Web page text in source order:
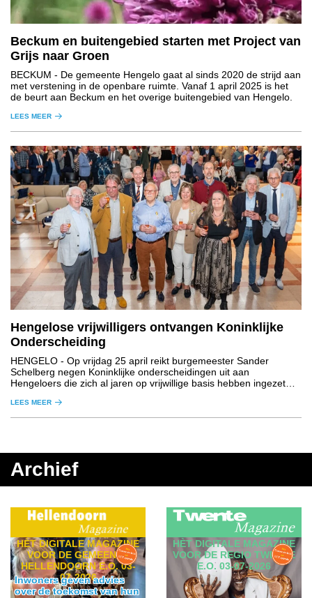
Beckum en buitengebied starten met Project van
Grijs naar Groen
BECKUM - De gemeente Hengelo gaat al sinds 2020 de strijd aan
met verstening in de openbare ruimte. Vanaf 1 april 2025 is het
de beurt aan Beckum en het overige buitengebied van Hengelo.
LEES MEER
Hengelose vrijwilligers ontvangen Koninklijke
Onderscheiding
HENGELO - Op vrijdag 25 april reikt burgemeester Sander
Schelberg negen Koninklijke onderscheidingen uit aan
Hengeloers die zich al jaren op vrijwillige basis hebben ingezet
LEES MEER
Archief
HÈT DIGITALE MAGAZINE
VOOR DE GEMEENTE
HELLENDOORN E.O. 03-
07-2026
Inwoners geven advies
over de toekomst van hun
HÈT DIGITALE MAGAZINE
VOOR DE REGIO TWENTE
E.O. 03-07-2026